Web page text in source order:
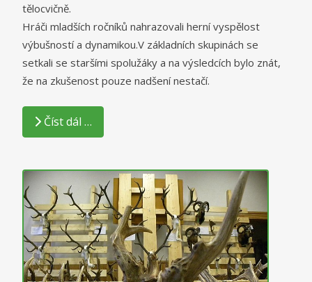
tělocvičně.
Hráči mladších ročníků nahrazovali herní vyspělost
výbušností a dynamikou.V základních skupinách se
setkali se staršími spolužáky a na výsledcích bylo znát,
že na zkušenost pouze nadšení nestačí.
Číst dál …